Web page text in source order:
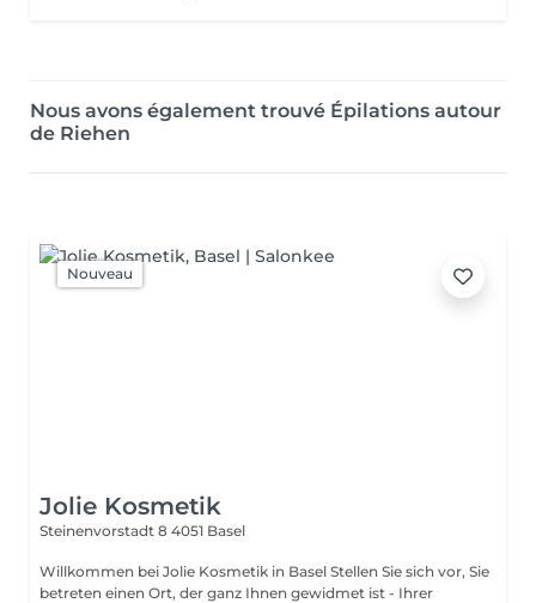
Nous avons également trouvé Épilations autour
de Riehen
Nouveau
Jolie Kosmetik
Steinenvorstadt 8 4051 Basel
Willkommen bei Jolie Kosmetik in Basel Stellen Sie sich vor, Sie
betreten einen Ort, der ganz Ihnen gewidmet ist - Ihrer